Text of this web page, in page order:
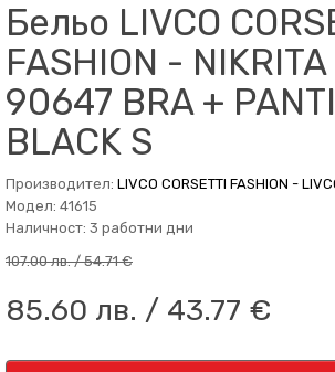
Бельо LIVCO
FASHION - NIKRITA
90647 BRA +
BLACK S
Производител: LIVCO CORSETTI FASHION -
Модел: 41615
Наличност: 3 работни дни
107.00 лв. / 54.71 €
85.60 лв. / 43.77 €